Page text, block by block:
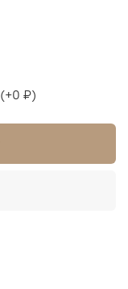
(+0 ₽)